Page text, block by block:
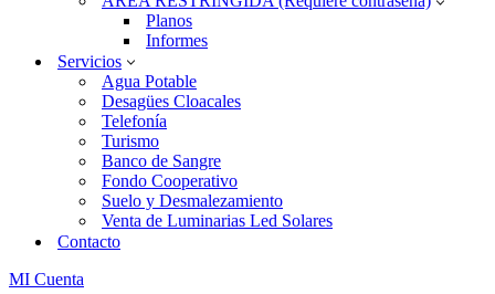
Planos
Informes
Servicios
Agua Potable
Desagües Cloacales
Telefonía
Turismo
Banco de Sangre
Fondo Cooperativo
Suelo y Desmalezamiento
Venta de Luminarias Led Solares
Contacto
MI Cuenta